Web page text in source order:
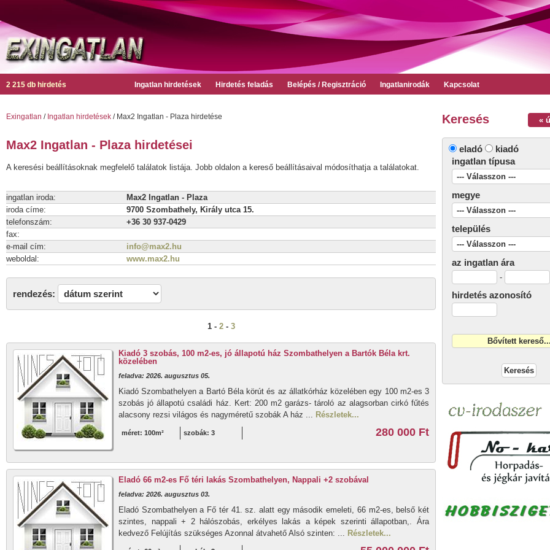
2 215 db hirdetés Ingatlan hirdetések Hirdetés feladás Belépés / Regisztráció Ingatlanirodák Kapcsolat
«
Keresés
eladó
kiadó
ingatlan típusa
megye
település
az ingatlan ára
-
hirdetés azonosító
Exingatlan / Ingatlan hirdetések / Max2 Ingatlan - Plaza hirdetése
Max2 Ingatlan - Plaza hirdetései
A keresési beállításoknak megfelelő találatok listája. Jobb oldalon a kereső beállításaival módosíthatja a találatokat.
ingatlan iroda:
Max2 Ingatlan - Plaza
iroda címe:
9700 Szombathely, Király utca 15.
telefonszám:
+36 30 937-0429
fax:
e-mail cím:
info@max2.hu
weboldal:
www.max2.hu
rendezés:
1 - 2- 3
Kiadó 3 szobás, 100 m2-es, jó állapotú ház Szombathelyen a Bartók Béla krt.
közelében
feladva: 2026. augusztus 05.
Kiadó Szombathelyen a Bartó Béla körút és az állatkórház közelében egy 100 m2-es 3
szobás jó állapotú családi ház. Kert: 200 m2 garázs- tároló az alagsorban cirkó fűtés
alacsony rezsi világos és nagyméretű szobák A ház ... Részletek...
méret: 100m² szobák: 3 280 000 Ft
Eladó 66 m2-es Fő téri lakás Szombathelyen, Nappali +2 szobával
feladva: 2026. augusztus 03.
Eladó Szombathelyen a Fő tér 41. sz. alatt egy második emeleti, 66 m2-es, belső két
szintes, nappali + 2 hálószobás, erkélyes lakás a képek szerinti állapotban,. Ára
kedvező Felújítás szükséges Azonnal átvahető Alsó szinten: ... Részletek...